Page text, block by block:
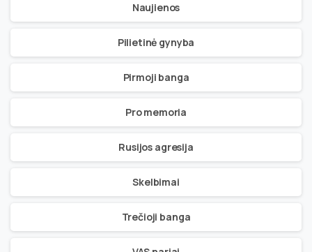
Naujienos
Pilietinė gynyba
Pirmoji banga
Pro memoria
Rusijos agresija
Skelbimai
Trečioji banga